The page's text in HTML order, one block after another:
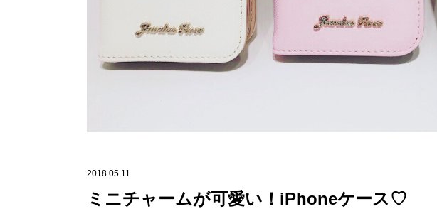
2018 05 11
ミニチャームが可愛い！iPhoneケース♡